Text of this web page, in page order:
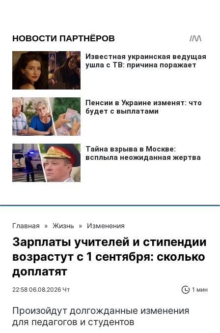
Главная » Жизнь » Изменения
Зарплаты учителей и стипендии
возрастут с 1 сентября: сколько
доплатят
22:58 06.08.2026 Чт 1 мин
Произойдут долгожданные изменения
для педагогов и студентов